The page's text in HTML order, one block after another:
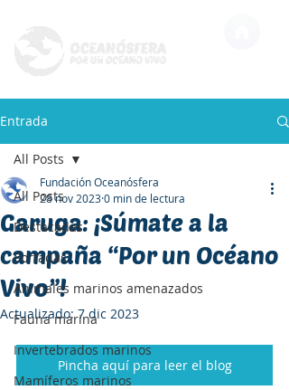
Entrada
All Posts
Destacadas
Portadas
Animales marinos amenazados
Fauna marina
Invertebrados marinos
Mamíferos marinos
All Posts
Garuga: ¡Súmate a la
campaña “Por un Océano
Vivo”!
Fundación Oceanósfera
28 nov 20230 min de lectura
Actualizado:7 dic 2023
Pincha aquí para leer el blog